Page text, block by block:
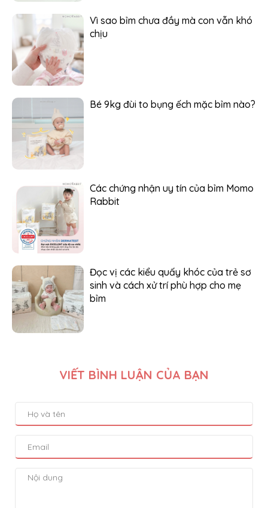
Vì sao bỉm chưa đầy mà con vẫn khó
chịu
Bé 9kg đùi to bụng ếch mặc bỉm nào?
Các chứng nhận uy tín của bỉm Momo
Rabbit
Đọc vị các kiểu quấy khóc của trẻ sơ
sinh và cách xử trí phù hợp cho mẹ
bỉm
VIẾT BÌNH LUẬN CỦA BẠN